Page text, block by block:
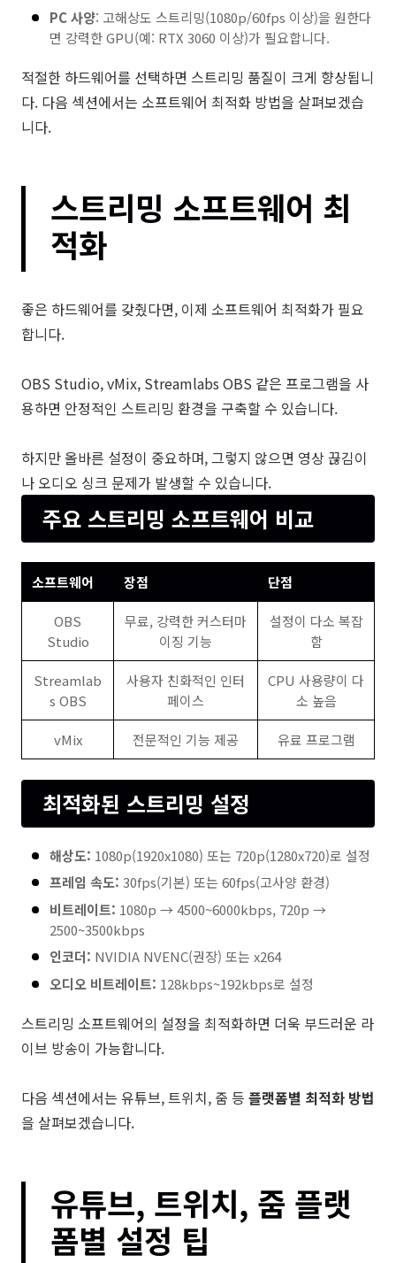
PC 사양: 고해상도 스트리밍(1080p/60fps 이상)을 원한다
면 강력한 GPU(예: RTX 3060 이상)가 필요합니다.
적절한 하드웨어를 선택하면 스트리밍 품질이 크게 향상됩니
다. 다음 섹션에서는 소프트웨어 최적화 방법을 살펴보겠습
니다.
스트리밍 소프트웨어 최
적화
좋은 하드웨어를 갖췄다면, 이제 소프트웨어 최적화가 필요
합니다.
OBS Studio, vMix, Streamlabs OBS 같은 프로그램을 사
용하면 안정적인 스트리밍 환경을 구축할 수 있습니다.
하지만 올바른 설정이 중요하며, 그렇지 않으면 영상 끊김이
나 오디오 싱크 문제가 발생할 수 있습니다.
주요 스트리밍 소프트웨어 비교
소프트웨어 장점 단점
OBS
Studio
무료, 강력한 커스터마
이징 기능
설정이 다소 복잡
함
Streamlab
s OBS
사용자 친화적인 인터
페이스
CPU 사용량이 다
소 높음
vMix 전문적인 기능 제공 유료 프로그램
최적화된 스트리밍 설정
해상도: 1080p(1920x1080) 또는 720p(1280x720)로 설정
프레임 속도: 30fps(기본) 또는 60fps(고사양 환경)
비트레이트: 1080p → 4500~6000kbps, 720p →
2500~3500kbps
인코더: NVIDIA NVENC(권장) 또는 x264
오디오 비트레이트: 128kbps~192kbps로 설정
스트리밍 소프트웨어의 설정을 최적화하면 더욱 부드러운 라
이브 방송이 가능합니다.
다음 섹션에서는 유튜브, 트위치, 줌 등 플랫폼별 최적화 방법
을 살펴보겠습니다.
유튜브, 트위치, 줌 플랫
폼별 설정 팁